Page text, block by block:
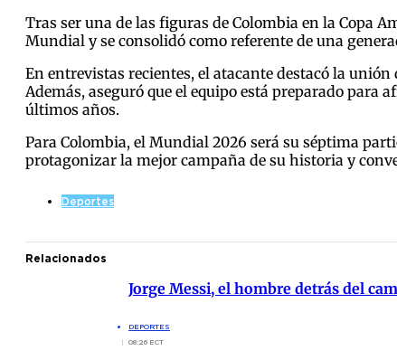
Tras ser una de las figuras de Colombia en la Copa
Mundial y se consolidó como referente de una
En entrevistas recientes, el atacante destacó la
Además, aseguró que el equipo está preparado
últimos años.
Para Colombia, el Mundial 2026 será su séptima
protagonizar la mejor campaña de su historia y
Deportes
Relacionados
Jorge Messi, el hombre detrás del
DEPORTES
08:26 ECT